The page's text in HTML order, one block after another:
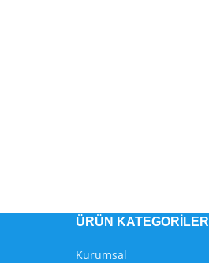
ÜRÜN KATEGORILERI
Kurumsal